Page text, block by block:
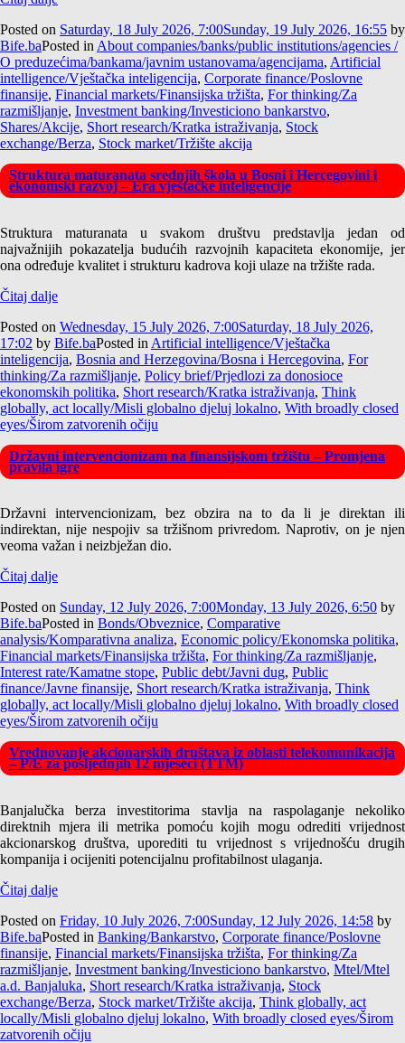
Posted on Saturday, 18 July 2026, 7:00Sunday, 19 July 2026, 16:55 by
Bife.baPosted in About companies/banks/public institutions/agencies /
O preduzećima/bankama/javnim ustanovama/agencijama, Artificial
intelligence/Vještačka inteligencija, Corporate finance/Poslovne
finansije, Financial markets/Finansijska tržišta, For thinking/Za
razmišljanje, Investment banking/Investiciono bankarstvo,
Shares/Akcije, Short research/Kratka istraživanja, Stock
exchange/Berza, Stock market/Tržište akcija
Struktura maturanata srednjih škola u Bosni i Hercegovini i
ekonomski razvoj – Era vještačke inteligencije
Struktura maturanata u svakom društvu predstavlja jedan od
najvažnijih pokazatelja budućih razvojnih kapaciteta ekonomije, jer
ona određuje kvalitet i strukturu kadrova koji ulaze na tržište rada.
Čitaj dalje
Posted on Wednesday, 15 July 2026, 7:00Saturday, 18 July 2026,
17:02 by Bife.baPosted in Artificial intelligence/Vještačka
inteligencija, Bosnia and Herzegovina/Bosna i Hercegovina, For
thinking/Za razmišljanje, Policy brief/Prjedlozi za donosioce
ekonomskih politika, Short research/Kratka istraživanja, Think
globally, act locally/Misli globalno djeluj lokalno, With broadly closed
eyes/Širom zatvorenih očiju
Državni intervencionizam na finansijskom tržištu – Promjena
pravila igre
Državni intervencionizam, bez obzira na to da li je direktan ili
indirektan, nije nespojiv sa tržišnom privredom. Naprotiv, on je njen
veoma važan i neizbježan dio.
Čitaj dalje
Posted on Sunday, 12 July 2026, 7:00Monday, 13 July 2026, 6:50 by
Bife.baPosted in Bonds/Obveznice, Comparative
analysis/Komparativna analiza, Economic policy/Ekonomska politika,
Financial markets/Finansijska tržišta, For thinking/Za razmišljanje,
Interest rate/Kamatne stope, Public debt/Javni dug, Public
finance/Javne finansije, Short research/Kratka istraživanja, Think
globally, act locally/Misli globalno djeluj lokalno, With broadly closed
eyes/Širom zatvorenih očiju
Vrednovanje akcionarskih društava iz oblasti telekomunikacija
– P/E za posljednjih 12 mjeseci (TTM)
Banjalučka berza investitorima stavlja na raspolaganje nekoliko
direktnih mjera ili metrika pomoću kojih mogu odrediti vrijednost
akcionarskog društva, uporediti tu vrijednost s vrijednošću drugih
kompanija i ocijeniti potencijalnu profitabilnost ulaganja.
Čitaj dalje
Posted on Friday, 10 July 2026, 7:00Sunday, 12 July 2026, 14:58 by
Bife.baPosted in Banking/Bankarstvo, Corporate finance/Poslovne
finansije, Financial markets/Finansijska tržišta, For thinking/Za
razmišljanje, Investment banking/Investiciono bankarstvo, Mtel/Mtel
a.d. Banjaluka, Short research/Kratka istraživanja, Stock
exchange/Berza, Stock market/Tržište akcija, Think globally, act
locally/Misli globalno djeluj lokalno, With broadly closed eyes/Širom
zatvorenih očiju